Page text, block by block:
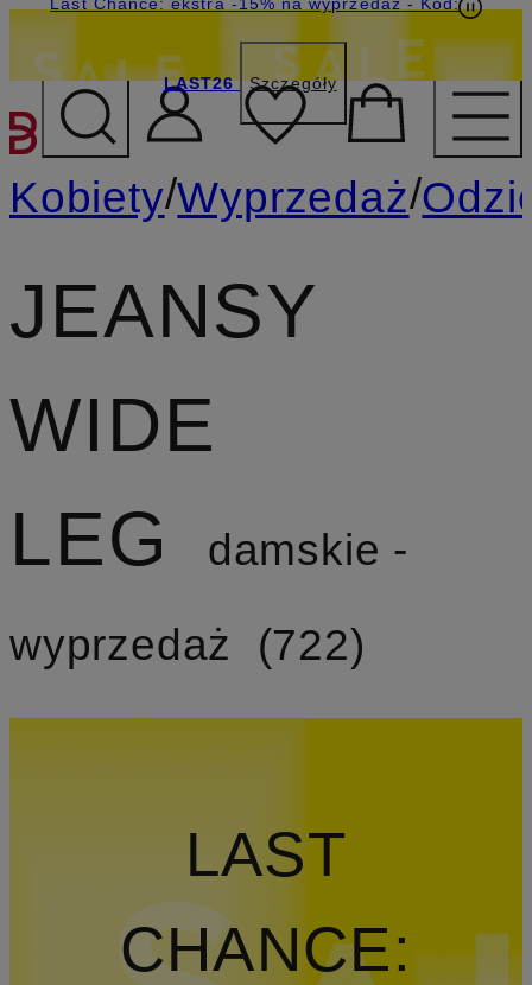
PRZEJDŹ DO GŁÓWNEJ
LAST26 Szczegóły
Kobiety/Wyprzedaż/
JEANSY
WIDE
LEG
damskie -
wyprzedaż
722
LAST
CHANCE: